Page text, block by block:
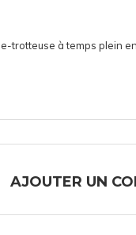
trotteuse à temps plein
AJOUTER UN